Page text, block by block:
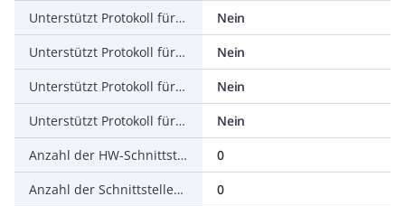
Unterstützt Protokoll für INTERBUS-Safety
Nein
Unterstützt Protokoll für PROFIsafe
Nein
Unterstützt Protokoll für SafetyBUS p
Nein
Unterstützt Protokoll für sonstige Bussysteme
Nein
Anzahl der HW-Schnittstellen Industrial Ethernet
0
Anzahl der Schnittstellen PROFINET
0